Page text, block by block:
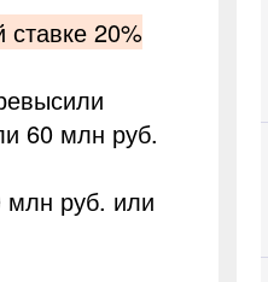
ставке 20%
60 млн руб.
руб. или